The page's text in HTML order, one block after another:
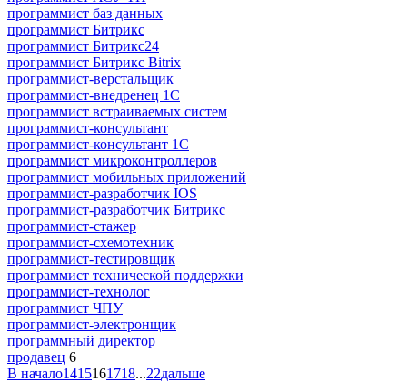
программист баз данных
программист Битрикс
программист Битрикс24
программист Битрикс Bitrix
программист-верстальщик
программист-внедренец 1С
программист встраиваемых систем
программист-консультант
программист-консультант 1C
программист микроконтроллеров
программист мобильных приложений
программист-разработчик IOS
программист-разработчик Битрикс
программист-стажер
программист-схемотехник
программист-тестировщик
программист технической поддержки
программист-технолог
программист ЧПУ
программист-электронщик
программный директор
продавец 6
В начало1415161718...22дальше